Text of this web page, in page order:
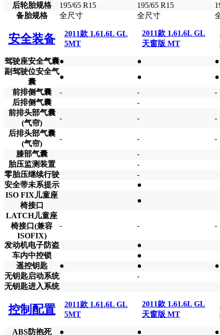
后轮胎规格
195/65 R15 195/65 R15
备胎规格
全尺寸 全尺寸
安全装备
2011款 1.61.6L GL
5MT
2011款 1.61.6L GL
天窗版 MT
驾驶座安全气囊● ●
●
副驾驶位安全气
囊
● ●
●
前排侧气囊
- -
-
后排侧气囊
-
前排头部气囊
(气帘)
- -
-
后排头部气囊
(气帘)
- -
-
膝部气囊
-
胎压监测装置
-
零胎压继续行驶
-
安全带未系提示
●
ISO FIX儿童座
椅接口
●
LATCH儿童座
椅接口(兼容
ISOFIX)
- - -
发动机电子防盗
●
车内中控锁
●
遥控钥匙
● ●
●
无钥匙启动系统
-
无钥匙进入系统
控制配置
2011款 1.61.6L GL
5MT
2011款 1.61.6L GL
天窗版 MT
ABS防抱死 ● ● ●